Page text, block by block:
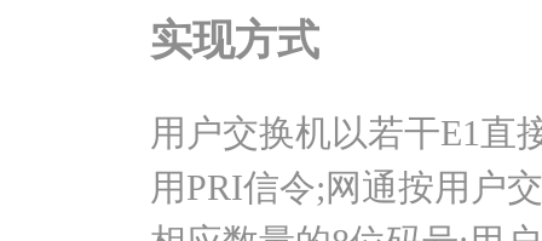
实现方式
用户交换机以若干E1直
用PRI信令;网通按用户